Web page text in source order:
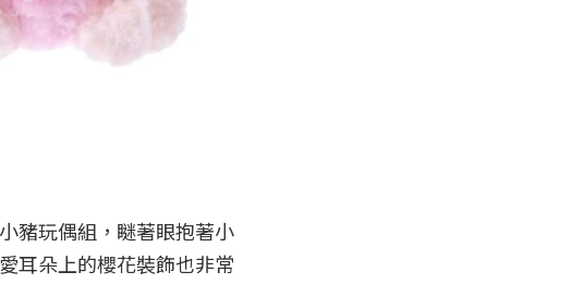
豬玩偶組，瞇著眼抱著小
耳朵上的櫻花裝飾也非常